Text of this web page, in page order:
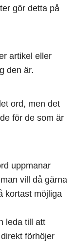
gör detta på
artikel eller
den är.
ord, men det
för de som är
uppmanar
vill då gärna
kortast möjliga
leda till att
förhöjer